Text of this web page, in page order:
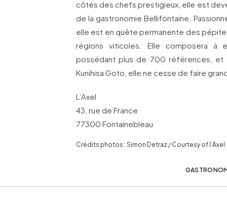
côtés des chefs prestigieux, elle est
de la gastronomie Bellifontaine.
elle est en quête permanente des
régions viticoles. Elle composera à
possédant plus de 700 références, et
Kunihisa Goto, elle ne cesse de faire
L’Axel
43, rue de France
77300 Fontainebleau
Crédits photos : Simon Detraz / Courtesy of l’Axel